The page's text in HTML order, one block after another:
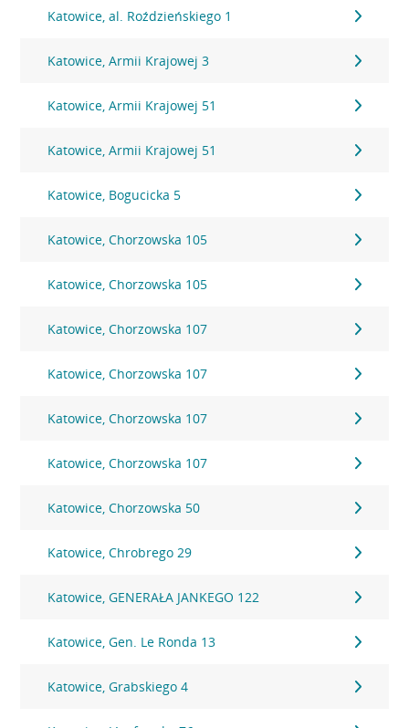
Katowice, al. Roździeńskiego 1
Katowice, Armii Krajowej 3
Katowice, Armii Krajowej 51
Katowice, Armii Krajowej 51
Katowice, Bogucicka 5
Katowice, Chorzowska 105
Katowice, Chorzowska 105
Katowice, Chorzowska 107
Katowice, Chorzowska 107
Katowice, Chorzowska 107
Katowice, Chorzowska 107
Katowice, Chorzowska 50
Katowice, Chrobrego 29
Katowice, GENERAŁA JANKEGO 122
Katowice, Gen. Le Ronda 13
Katowice, Grabskiego 4